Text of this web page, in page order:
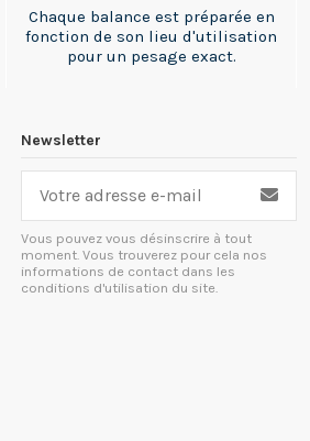
Chaque balance est préparée en
fonction de son lieu d'utilisation
pour un pesage exact.
Newsletter
Vous pouvez vous désinscrire à tout
moment. Vous trouverez pour cela nos
informations de contact dans les
conditions d'utilisation du site.